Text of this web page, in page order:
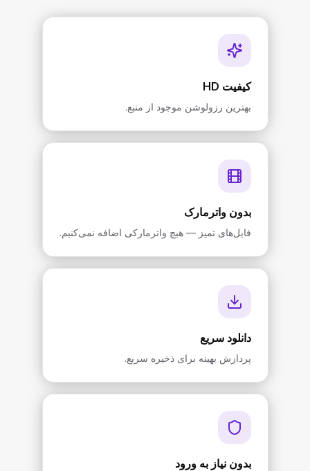
کیفیت HD
بهترین رزولوشن موجود از منبع.
بدون واترمارک
فایل‌های تمیز — هیچ واترمارکی اضافه نمی‌کنیم.
دانلود سریع
پردازش بهینه برای ذخیره سریع.
بدون نیاز به ورود